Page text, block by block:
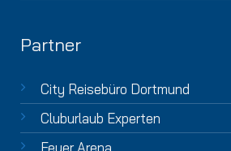
Partner
City Reisebüro Dortmund
Cluburlaub Experten
Feuer Arena